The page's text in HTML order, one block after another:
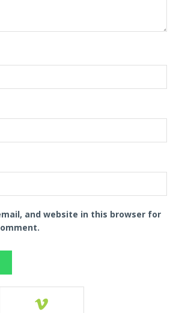
and website in this browser for